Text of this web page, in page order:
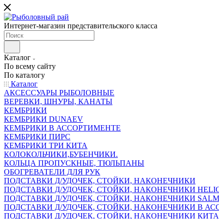
Интернет-магазин представительского класса
Каталог
По всему сайту
По каталогу
Каталог
АКСЕССУАРЫ РЫБОЛОВНЫЕ
ВЕРЕВКИ, ШНУРЫ, КАНАТЫ
КЕМБРИКИ
КЕМБРИКИ DUNAEV
КЕМБРИКИ В АССОРТИМЕНТЕ
КЕМБРИКИ ПИРС
КЕМБРИКИ ТРИ КИТА
КОЛОКОЛЬЧИКИ,БУБЕНЧИКИ.
КОЛЬЦА ПРОПУСКНЫЕ, ТЮЛЬПАНЫ
ОБОГРЕВАТЕЛИ ДЛЯ РУК
ПОДСТАВКИ Д/УДОЧЕК, СТОЙКИ, НАКОНЕЧНИКИ
ПОДСТАВКИ Д/УДОЧЕК, СТОЙКИ, НАКОНЕЧНИКИ
ПОДСТАВКИ Д/УДОЧЕК, СТОЙКИ, НАКОНЕЧНИКИ
ПОДСТАВКИ Д/УДОЧЕК, СТОЙКИ, НАКОНЕЧНИКИ В
ПОДСТАВКИ Д/УДОЧЕК, СТОЙКИ, НАКОНЕЧНИКИ